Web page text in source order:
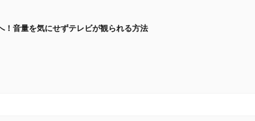
音量を気にせずテレビが観られる方法